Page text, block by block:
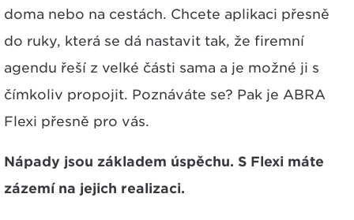
doma nebo na cestách. Chcete aplikaci přesně
do ruky, která se dá nastavit tak, že firemní
agendu řeší z velké části sama a je možné ji s
čímkoliv propojit. Poznáváte se? Pak je ABRA
Flexi přesně pro vás.
Nápady jsou základem úspěchu. S Flexi máte
zázemí na jejich realizaci.